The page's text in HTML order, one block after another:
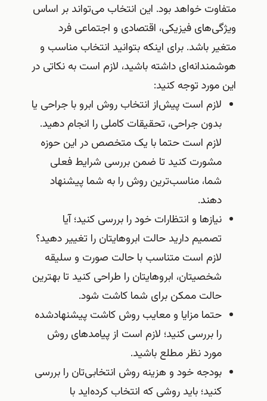
خواهد بود. این انتخاب می‌تواند بر اساس
فیزیکی، اقتصادی و اجتماعی فرد
باشد. برای اینکه بتوانید انتخاب مناسب و
داشته باشید، لازم است به نکاتی در
مورد توجه کنید:
لازم است پیش‌از انتخاب روش ابرو با جراحی یا
بدون جراحی، تحقیقات کاملی را انجام دهید.
لازم است حتما با یک متخصص در این حوزه
مشورت کنید تا ضمن بررسی شرایط فعلی
شما، مناسب‌ترین روش را به شما پیشنهاد
نیازها و انتظارات خود را بررسی کنید؛ آیا
تصمیم دارید حالت ابروهایتان را تغییر دهید؟
لازم است متناسب با حالت صورت و سلیقه
شخصیتان، ابروهایتان را طراحی کنید تا بهترین
حالت ممکن برای شما کاشت شود.
حتما مزایا و معایب روش کاشت پیشنهادشده
را بررسی کنید؛ لازم است از پیامدهای روش
مورد نظر مطلع باشید.
بودجه خود و هزینه روش انتخابی‌تان را بررسی
کنید؛ باید روشی که انتخاب کرده‌اید با